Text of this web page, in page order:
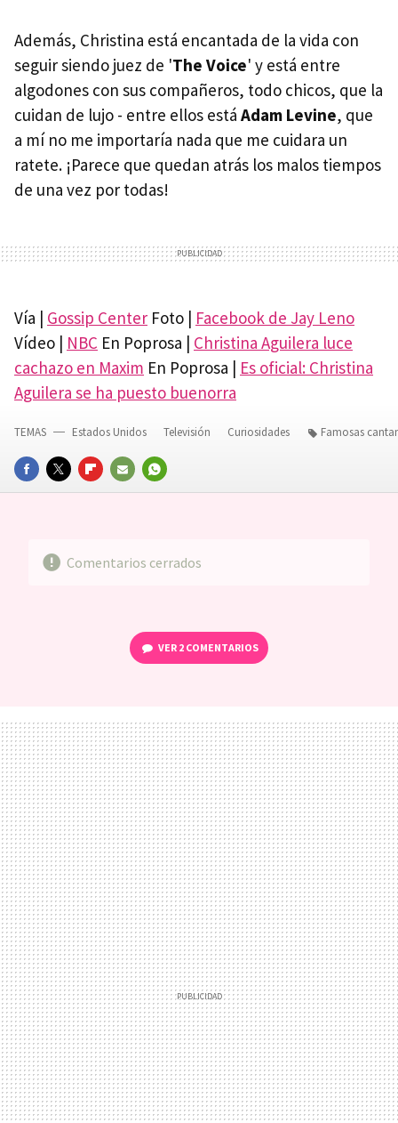
Además, Christina está encantada de la vida con
seguir siendo juez de 'The Voice' y está entre
algodones con sus compañeros, todo chicos, que la
cuidan de lujo - entre ellos está Adam Levine, que
a mí no me importaría nada que me cuidara un
ratete. ¡Parece que quedan atrás los malos tiempos
de una vez por todas!
Vía | Gossip Center Foto | Facebook de Jay Leno
Vídeo | NBC En Poprosa | Christina Aguilera luce
cachazo en Maxim En Poprosa | Es oficial: Christina
Aguilera se ha puesto buenorra
FACEBOOKTWITTERFLIPBOARD
E-
WHATSAPP
TEMAS Estados Unidos Televisión Curiosidades Famosas
Comentarios cerrados
VER 2 COMENTARIOS